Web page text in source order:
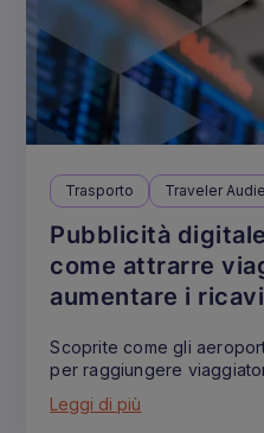
Trasporto Traveler
Pubblicità
come attrarre
aumentare i
Scoprite come gli
per raggiungere
Leggi di più